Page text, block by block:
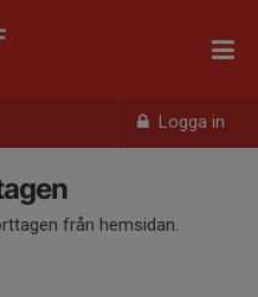
Logga in
från hemsidan.